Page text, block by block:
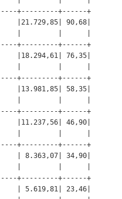
+---------+------+
|21.729,85| 90,68|
+---------+------+
|18.294,61| 76,35|
+---------+------+
|13.981,85| 58,35|
+---------+------+
|11.237,56| 46,90|
+---------+------+
| 8.363,07| 34,90|
+---------+------+
| 5.619,81| 23,46|